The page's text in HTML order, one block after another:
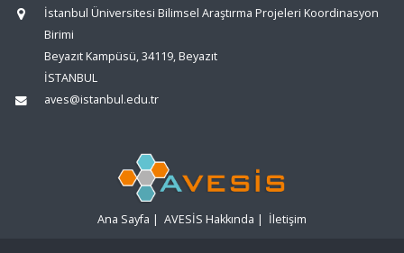
İstanbul Üniversitesi Bilimsel Araştırma Projeleri Koordinasyon
Birimi
Beyazıt Kampüsü, 34119, Beyazıt
İSTANBUL
aves@istanbul.edu.tr
Ana Sayfa | AVESİS Hakkında | İletişim